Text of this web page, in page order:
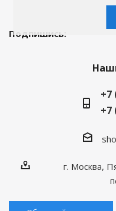
Подпишись:
+7
+7
г. Москва,